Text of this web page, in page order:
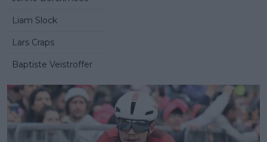
Liam Slock
Lars Craps
Baptiste Veistroffer